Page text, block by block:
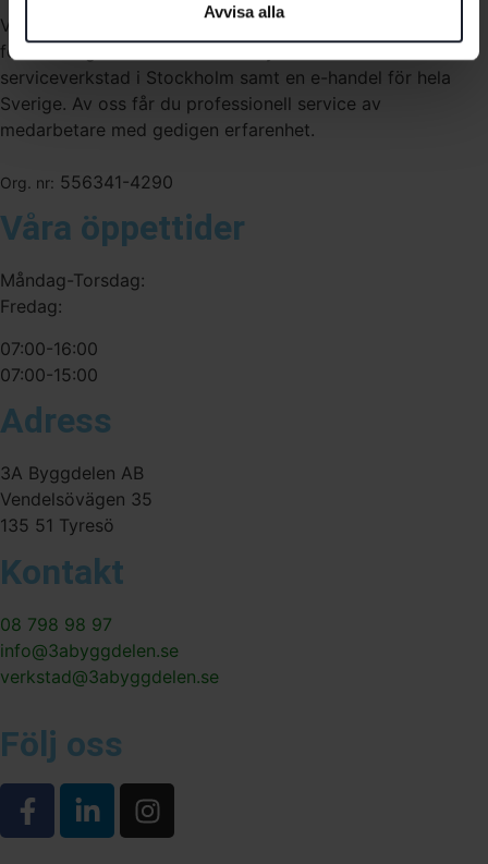
Avvisa alla
Vi är återförsäljare av elverktyg, tillbehör, infästning och
förbrukningsmaterial. Vi har en fysisk butik och
serviceverkstad i Stockholm samt en e-handel för hela
Sverige. Av oss får du professionell service av
medarbetare med gedigen erfarenhet.
Org. nr: 556341-4290
Våra öppettider
Måndag-Torsdag:
Fredag:
07:00-16:00
07:00-15:00
Adress
3A Byggdelen AB
Vendelsövägen 35
135 51 Tyresö
Kontakt
08 798 98 97
info@3abyggdelen.se
verkstad@3abyggdelen.se
Följ oss